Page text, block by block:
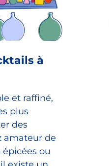
à
et raffiné,
plus
des
amateur de
épicées ou